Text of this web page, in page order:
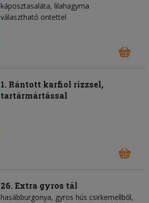
káposztasaláta lilahagyma
választható öntettel
1. Rántott karfiol rizzsel,
tartármártással
26. Extra gyros tál
hasábburgonya gyros hús csirkemellből